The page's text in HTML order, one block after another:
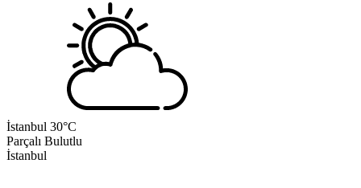
İstanbul 30°C
Parçalı Bulutlu
İstanbul